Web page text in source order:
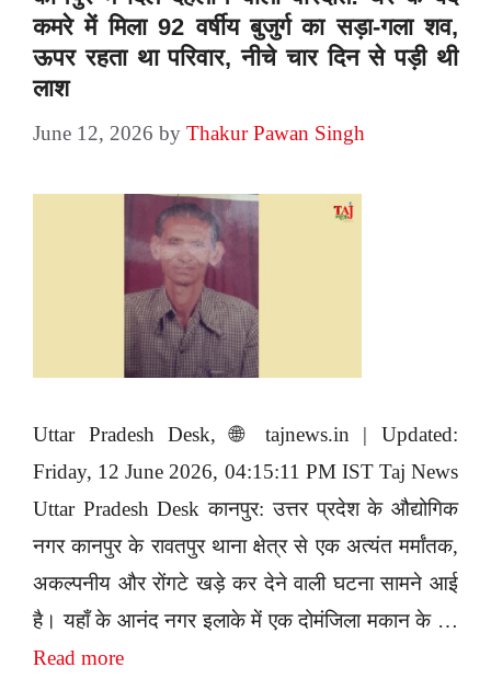
कमरे में मिला 92 वर्षीय बुजुर्ग का सड़ा-गला शव,
ऊपर रहता था परिवार, नीचे चार दिन से पड़ी थी
लाश
June 12, 2026 by Thakur Pawan Singh
Uttar Pradesh Desk, 🌐 tajnews.in | Updated:
Friday, 12 June 2026, 04:15:11 PM IST Taj News
Uttar Pradesh Desk कानपुर: उत्तर प्रदेश के औद्योगिक
नगर कानपुर के रावतपुर थाना क्षेत्र से एक अत्यंत मर्मांतक,
अकल्पनीय और रोंगटे खड़े कर देने वाली घटना सामने आई
है। यहाँ के आनंद नगर इलाके में एक दोमंजिला मकान के …
Read more